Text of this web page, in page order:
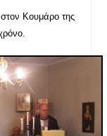
Κουμάρο της